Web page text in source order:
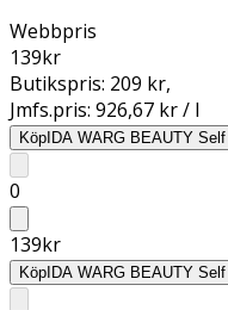
Webbpris
139kr
Butikspris: 209 kr,
Jmfs.pris: 926,67 kr / l
KöpIDA WARG BEAUTY
0
139kr
KöpIDA WARG BEAUTY